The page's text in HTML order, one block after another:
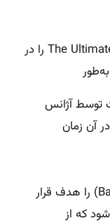
BMW شعار تبلیغاتی The Ultimate Driving Machine را در
توسط آژانس
آن زمان
(Baby Boomers) را هدف قرار
که از